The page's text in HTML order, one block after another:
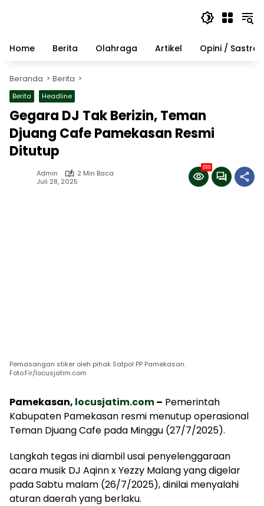
Home
Berita Olahraga Artikel Opini / Sastra
Beranda Berita
Berita Headline
Gegara DJ Tak Berizin, Teman
Djuang Cafe Pamekasan Resmi
Ditutup
Admin
2 Min Baca
Juli 28, 2025
818
Pemasangan stiker oleh pihak Satpol PP Pamekasan.
Foto:Fir/locusjatim.com
Pamekasan, locusjatim.com– Pemerintah
Kabupaten Pamekasan resmi menutup operasional
Teman Djuang Cafe pada Minggu (27/7/2025).
Langkah tegas ini diambil usai penyelenggaraan
acara musik DJ Aqinn x Yezzy Malang yang digelar
pada Sabtu malam (26/7/2025), dinilai menyalahi
aturan daerah yang berlaku.